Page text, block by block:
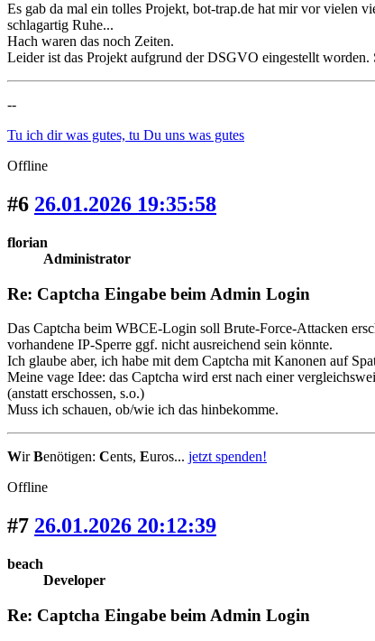
Es gab da mal ein tolles Projekt, bot-trap.de hat mir vor vielen
schlagartig Ruhe...
Hach waren das noch Zeiten.
Leider ist das Projekt aufgrund der DSGVO eingestellt worden.
--
Tu ich dir was gutes, tu Du uns was gutes
Offline
#6 26.01.2026 19:35:58
florian
Administrator
Re: Captcha Eingabe beim Admin Login
Das Captcha beim WBCE-Login soll Brute-Force-Attacken
vorhandene IP-Sperre ggf. nicht ausreichend sein könnte.
Ich glaube aber, ich habe mit dem Captcha mit Kanonen auf
Meine vage Idee: das Captcha wird erst nach einer
(anstatt erschossen, s.o.)
Muss ich schauen, ob/wie ich das hinbekomme.
WirBenötigen: Cents, Euros... jetzt spenden!
Offline
#7 26.01.2026 20:12:39
beach
Developer
Re: Captcha Eingabe beim Admin Login